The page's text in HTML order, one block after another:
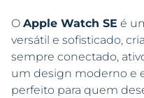
O Apple Watch SE é
versátil e sofisticado,
sempre conectado,
um design moderno e
perfeito para quem